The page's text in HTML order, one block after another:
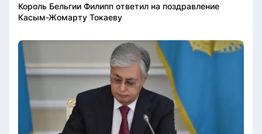
Король Бельгии Филипп ответил на поздравление
Касым-Жомарту Токаеву